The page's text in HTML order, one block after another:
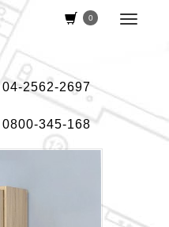
0
04-2562-2697
0800-345-168